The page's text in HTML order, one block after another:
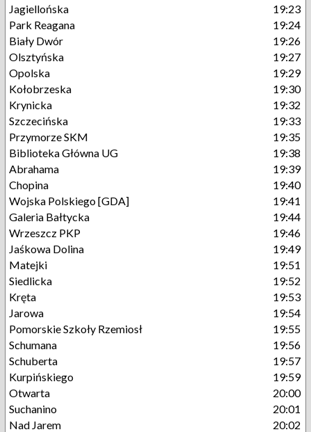
Jagiellońska
19:23
Park Reagana
19:24
Biały Dwór
19:26
Olsztyńska
19:27
Opolska
19:29
Kołobrzeska
19:30
Krynicka
19:32
Szczecińska
19:33
Przymorze SKM
19:35
Biblioteka Główna UG
19:38
Abrahama
19:39
Chopina
19:40
Wojska Polskiego [GDA]
19:41
Galeria Bałtycka
19:44
Wrzeszcz PKP
19:46
Jaśkowa Dolina
19:49
Matejki
19:51
Siedlicka
19:52
Kręta
19:53
Jarowa
19:54
Pomorskie Szkoły Rzemiosł
19:55
Schumana
19:56
Schuberta
19:57
Kurpińskiego
19:59
Otwarta
20:00
Suchanino
20:01
Nad Jarem
20:02